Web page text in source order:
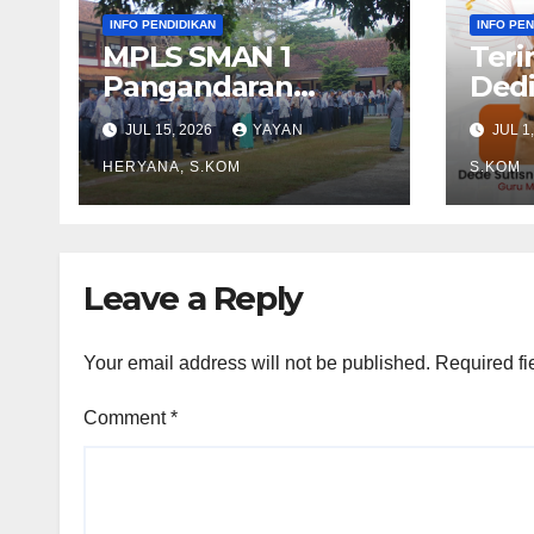
INFO PENDIDIKAN
MPLS SMAN 1
Pangandaran
2026/2027
JUL 15, 2026 YAYAN
HERYANA, S.KOM
INFO
JUL
S.KOM
Leave a Reply
Your email address will not be published. Required
Comment*